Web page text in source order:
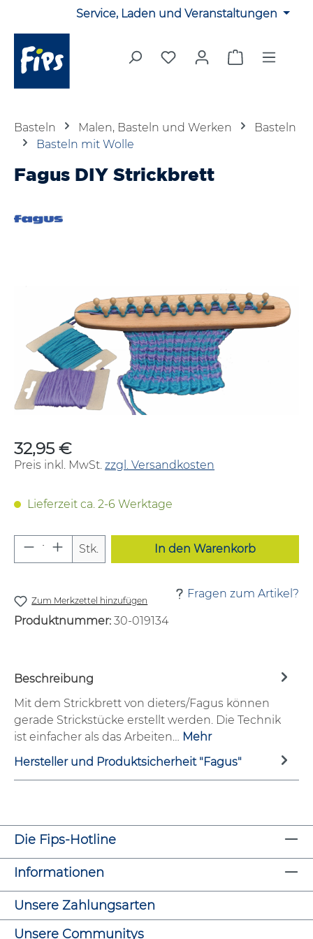
Zum Hauptinhalt springenService, Laden und Veranstaltungen
Du hast 0 Produkte auf
Warenkorb
Basteln Malen, Basteln und Werken
Basteln
Basteln mit Wolle
Fagus DIY Strickbrett
Regulärer Preis:
32,95 €
Preis inkl. MwSt. zzgl. Versandkosten
Lieferzeit ca. 2-6 Werktage
Produkt Anzahl: Gib den
Stk. In den Warenkorb
Zum Merkzettel hinzufügen
Fragen zum Artikel?
Produktnummer: 30-019134
Beschreibung
Mit dem Strickbrett von dieters/Fagus können
gerade Strickstücke erstellt werden. Die Technik
ist einfacher als das Arbeiten… Mehr
Hersteller und Produktsicherheit "Fagus"
Die Fips-Hotline
Informationen
Unsere Zahlungsarten
Unsere Communitys